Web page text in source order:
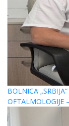
BOLNICA
OFTALMOLOGIJE